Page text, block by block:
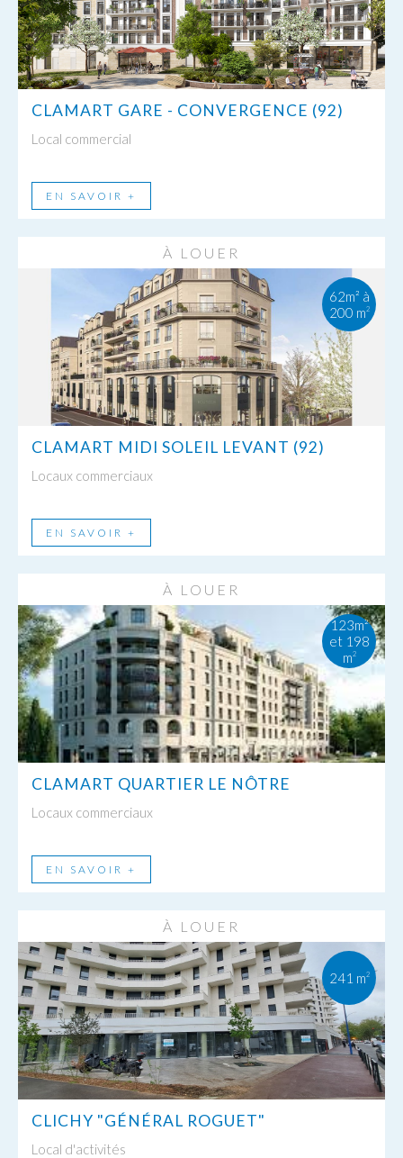
CLAMART GARE - CONVERGENCE (92)
Local commercial
EN SAVOIR +
À LOUER
62m² à
200 m2
CLAMART MIDI SOLEIL LEVANT (92)
Locaux commerciaux
EN SAVOIR +
À LOUER
123m²
et 198
m2
CLAMART QUARTIER LE NÔTRE
Locaux commerciaux
EN SAVOIR +
À LOUER
241 m2
CLICHY "GÉNÉRAL ROGUET"
Local d'activités